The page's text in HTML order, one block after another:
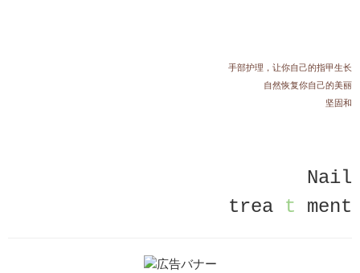
手部护理，让你自己的指甲生长
自然恢复你自己的美丽
坚固和
Nail
trea t ment